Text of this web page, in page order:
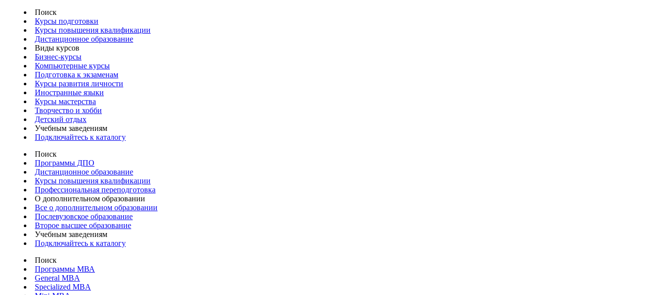
Поиск
Курсы подготовки
Курсы повышения квалификации
Дистанционное образование
Виды курсов
Бизнес-курсы
Компьютерные курсы
Подготовка к экзаменам
Курсы развития личности
Иностранные языки
Курсы мастерства
Творчество и хобби
Детский отдых
Учебным заведениям
Подключайтесь к каталогу
Поиск
Программы ДПО
Дистанционное образование
Курсы повышения квалификации
Профессиональная переподготовка
О дополнительном образовании
Все о дополнительном образовании
Послевузовское образование
Второе высшее образование
Учебным заведениям
Подключайтесь к каталогу
Поиск
Программы МВА
General MBA
Specialized MBA